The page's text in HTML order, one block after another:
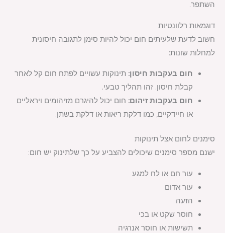
השתפר.
דוגמאות רלוונטיות
חשוב לדעת שלעיתים חום יכול להיות סימן לתגובה חיסונית
למחלות שונות:
חום בעקבות חיסון: תינוקות עשויים לפתח חום קל לאחר
קבלת חיסון. זהו תהליך טבעי.
חום בעקבות זיהום: חום יכול להיגרם מזיהומים ויראליים
או חיידקיים, כמו דלקת ריאות או דלקת בשתן.
סימנים לחום אצל תינוקות
ישנם מספר סימנים שיכולים להצביע על כך שלתינוק יש חום:
עור חם או לח למגע
עור אדום
הזעה
חוסר שקט או בכי
תשישות או חוסר אנרגיה